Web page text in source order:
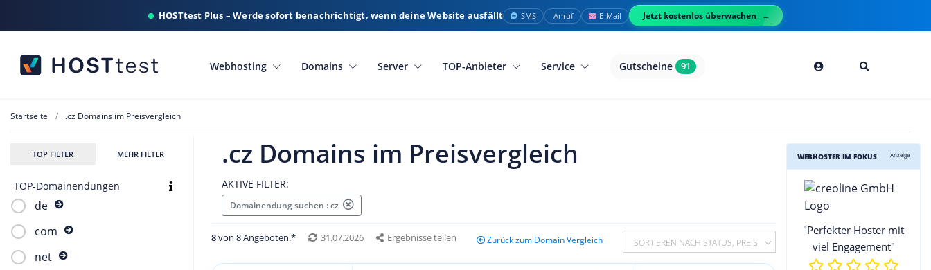
HOSTtest Plus – Werde sofort benachrichtigt, wenn deine Website ausfällt SMS Anruf E-Mail Jetzt kostenlos überwachen
Webhosting Domains Server TOP-Anbieter Service Gutscheine 91
Startseite .cz Domains im Preisvergleich
TOP FILTER MEHR FILTER
TOP-Domainendungen
de
com
net
.cz Domains im Preisvergleich
AKTIVE FILTER:
Domainendung suchen : cz
8von 8 Angeboten.* 31.07.2026 Ergebnisse teilen Zurück zum Domain Vergleich SORTIEREN NACH STATUS, PREIS
WEBHOSTER IM FOKUS Anzeige
"Perfekter Hoster mit
viel Engagement"